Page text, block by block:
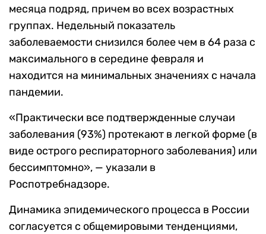
месяца подряд, причем во всех возрастных
группах. Недельный показатель
заболеваемости снизился более чем в 64 раза с
максимального в середине февраля и
находится на минимальных значениях с начала
пандемии.
«Практически все подтвержденные случаи
заболевания (93%) протекают в легкой форме (в
виде острого респираторного заболевания) или
бессимптомно», — указали в
Роспотребнадзоре.
Динамика эпидемического процесса в России
согласуется с общемировыми тенденциями,